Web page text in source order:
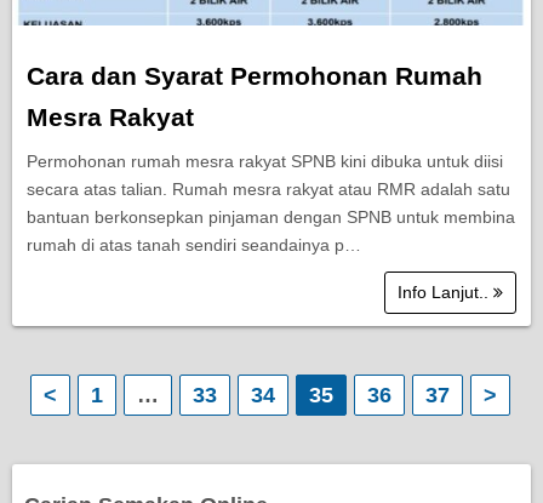
Cara dan Syarat Permohonan Rumah
Mesra Rakyat
Permohonan rumah mesra rakyat SPNB kini dibuka untuk diisi
secara atas talian. Rumah mesra rakyat atau RMR adalah satu
bantuan berkonsepkan pinjaman dengan SPNB untuk membina
rumah di atas tanah sendiri seandainya p…
Info Lanjut..
< 1 … 33 34 35 36 37 >